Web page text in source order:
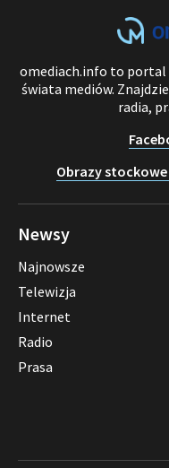
omediach.info to portal
świata mediów.
radia,
Obrazy
Newsy
Najnowsze
Telewizja
Internet
Radio
Prasa